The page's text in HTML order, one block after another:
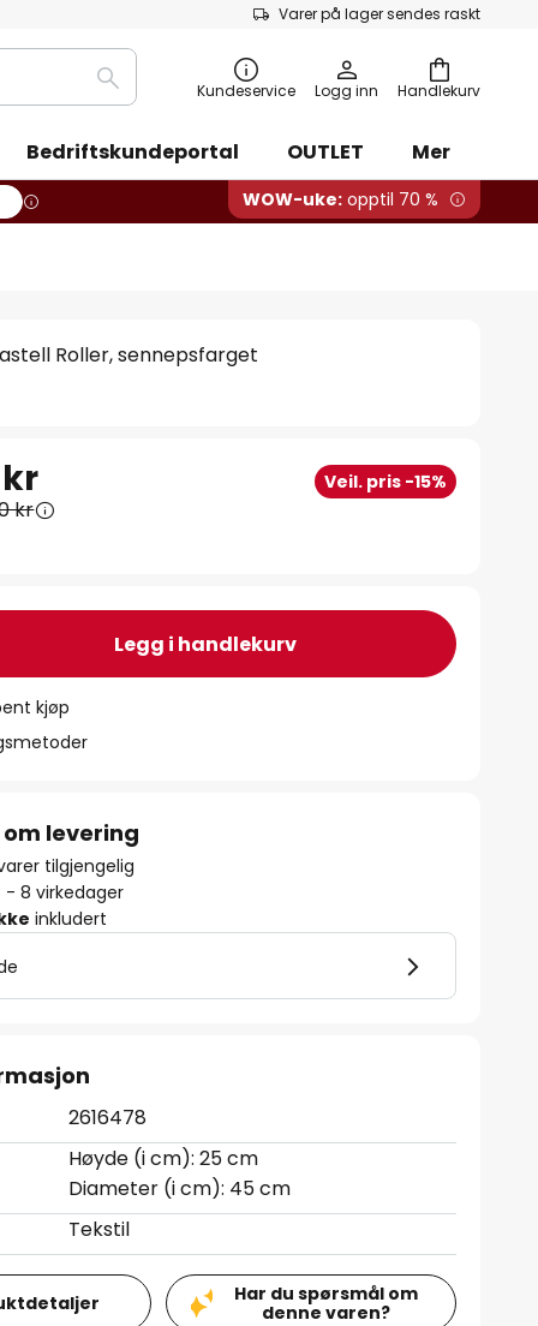
Varer på lager sendes raskt
Handlekurv
Søk Kundeservice Logg inn
Bedriftskundeportal OUTLET Mer
WOW-uke: opptil 70 %
Roller, sennepsfarget
Veil. pris -15%
kr
Legg i handlekurv
kjøp
levering
tilgjengelig
- 8 virkedager
inkludert
2616478
Høyde (i cm): 25 cm
Diameter (i cm): 45 cm
Tekstil
Har du spørsmål om
denne varen?